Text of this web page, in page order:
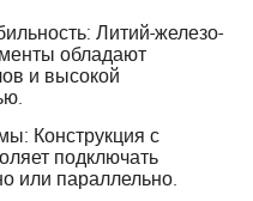
Литий-железо-
обладают
и высокой
Конструкция с
подключать
или параллельно.